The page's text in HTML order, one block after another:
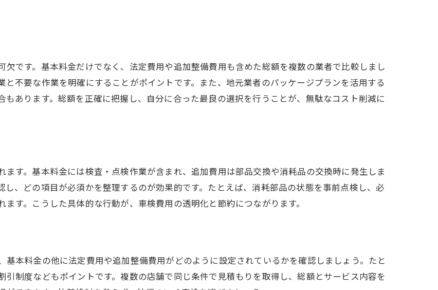
を比較して失敗しない車検の知恵
車検費用の総額比較で後悔しない選び方
平均や相場を踏まえた車検費用の比較術
納得いく車検費用を実現するための知恵
です。基本料金だけでなく、法定費用や追加整備費用も含めた総額を複数の業者で比較しまし
不要な作業を明確にすることがポイントです。また、地元業者のパッケージプランを活用する
あります。総額を正確に把握し、自分に合った最良の選択を行うことが、無駄なコスト削減に
す。基本料金には検査・点検作業が含まれ、追加費用は部品交換や消耗品の交換時に発生しま
、どの項目が必須かを整理するのが効果的です。たとえば、消耗部品の状態を事前点検し、必
す。こうした具体的な行動が、車検費用の透明化と節約につながります。
本料金の他に法定費用や追加整備費用がどのように設定されているかを確認しましょう。たと
制度などもポイントです。複数の店舗で同じ条件で見積もりを取得し、総額とサービス内容を